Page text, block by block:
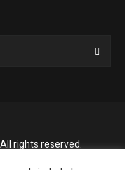
rights reserved.